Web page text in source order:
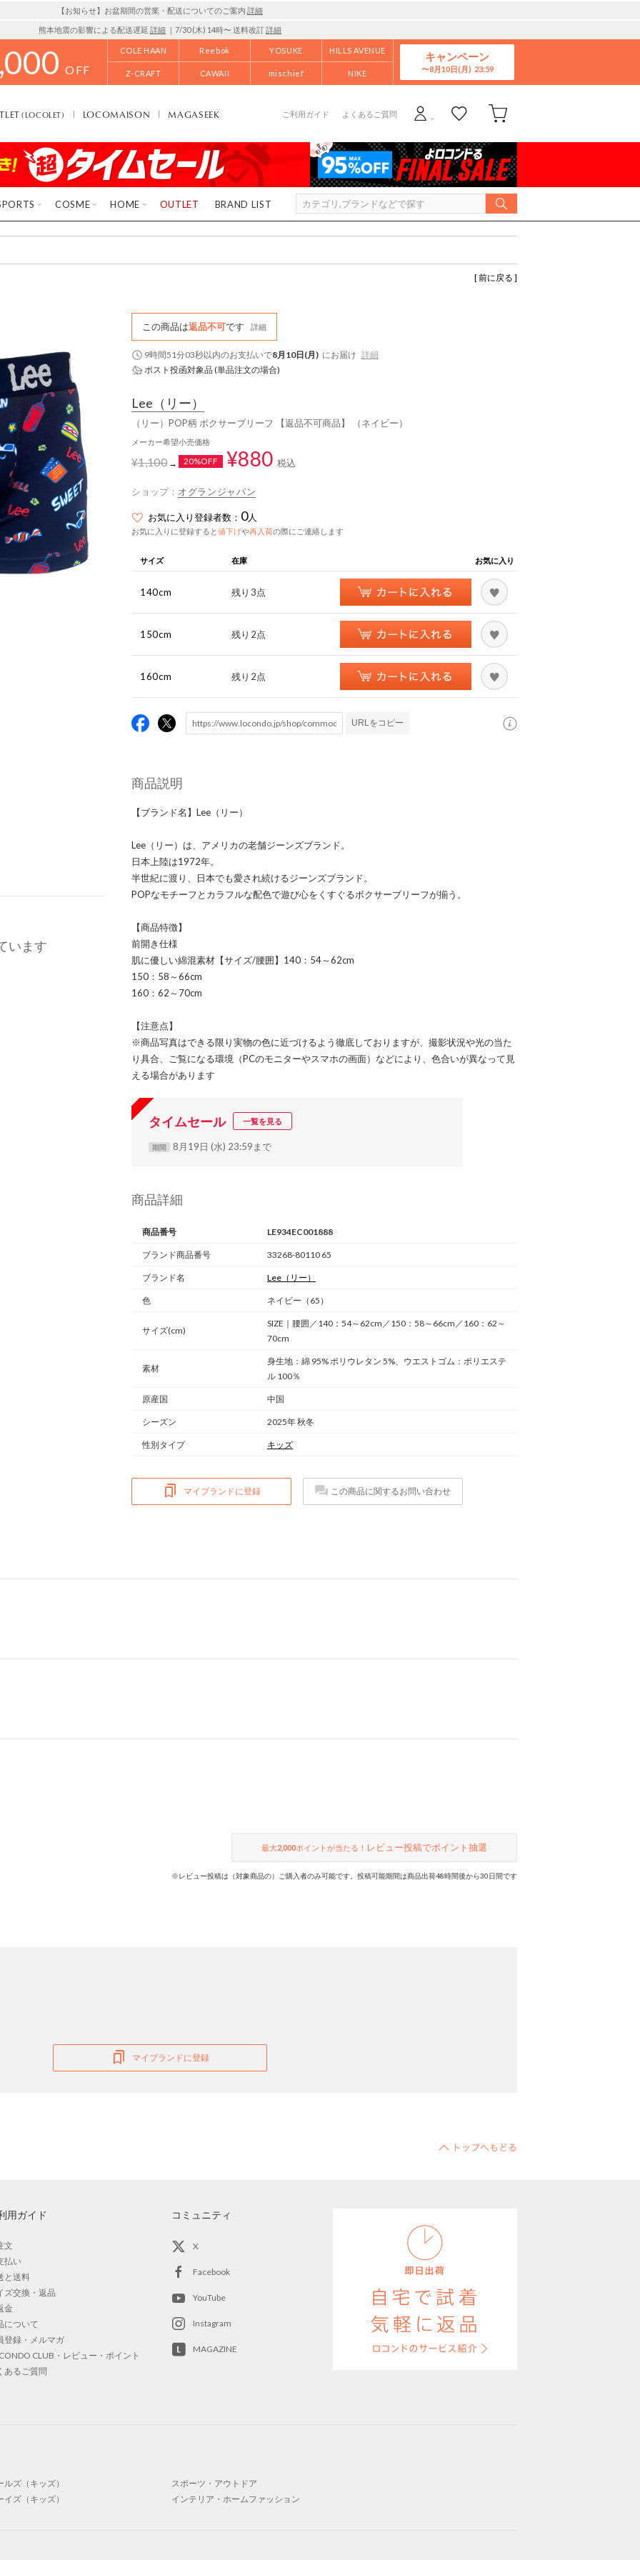
【お知らせ】お盆期間の営業・配送についてのご案内 詳細
熊本地震の影響による配送遅延 詳細 ｜7/30 (木) 14時〜 送料改訂詳細
OFF
COLE HAAN Reebok YOSUKE HILLS AVENUE
Z-CRAFT CAWAII mischief NIKE
キャンペーン
8月10日(月)
(LOCOLET) LOCOMAISON MAGASEEK ご利用ガイド よくあるご質問
COSME HOME OUTLET BRAND LIST
[ 前に戻る ]
います
この商品は返品不可です 詳細
9時間51分02秒以内のお支払いで8月10日(月) にお届け 詳細
ポスト投函対象品 (単品注文の場合)
Lee （リー）
（リー）POP柄 ボクサーブリーフ 【返品不可商品】 （ネイビー）
メーカー希望小売価格
¥1,100→ 20%OFF ¥880 税込
ショップ： オグランジャパン
お気に入り登録者数： 0人
お気に入りに登録すると値下げや再入荷の際にご連絡します
サイズ 在庫 お気に入り
140cm 残り3点
150cm 残り2点
160cm 残り2点
URLをコピー
商品説明
【ブランド名】Lee（リー）
Lee（リー）は、アメリカの老舗ジーンズブランド。
日本上陸は1972年。
半世紀に渡り、日本でも愛され続けるジーンズブランド。
POPなモチーフとカラフルな配色で遊び心をくすぐるボクサーブリーフが揃う。
【商品特徴】
前開き仕様
肌に優しい綿混素材【サイズ/腰囲】140：54～62cm
150：58～66cm
160：62～70cm
【注意点】
※商品写真はできる限り実物の色に近づけるよう徹底しておりますが、撮影状況や光の当た
り具合、ご覧になる環境（PCのモニターやスマホの画面）などにより、色合いが異なって見
える場合があります
タイムセール 一覧を見る
期間 8月19日 (水) 23:59まで
商品詳細
商品番号 LE934EC001888
ブランド商品番号 33268-80110 65
ブランド名 Lee （リー）
色 ネイビー（65）
サイズ(cm)
SIZE｜腰囲／140：54～62cm／150：58～66cm／160：62～
70cm
素材
身生地：綿 95% ポリウレタン 5%、ウエストゴム：ポリエステ
ル 100％
原産国 中国
シーズン 2025年 秋冬
性別タイプ キッズ
マイブランドに登録 この商品に関するお問い合わせ
最大2,000ポイントが当たる！ レビュー投稿でポイント抽選
※レビュー投稿は（対象商品の）ご購入者のみ可能です。投稿可能期間は商品出荷48時間後から30日間です
マイブランドに登録
用ガイド
文
払い
と送料
ズ交換・返品
金
について
登録・メルマガ
CLUB・レビュー・ポイント
あるご質問
コミュニティ
X
Facebook
YouTube
Instagram
MAGAZINE
ルズ（キッズ）
イズ（キッズ）
スポーツ・アウトドア
インテリア・ホームファッション